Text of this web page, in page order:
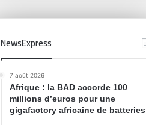
NewsExpress
7 août 2026
Afrique : la BAD accorde 100
millions d’euros pour une
gigafactory africaine de batteries